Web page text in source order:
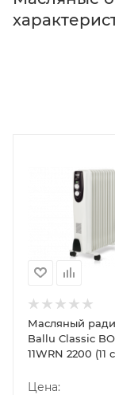
Масляный
Ballu Classic
11WRN 2200 (11
Цена: